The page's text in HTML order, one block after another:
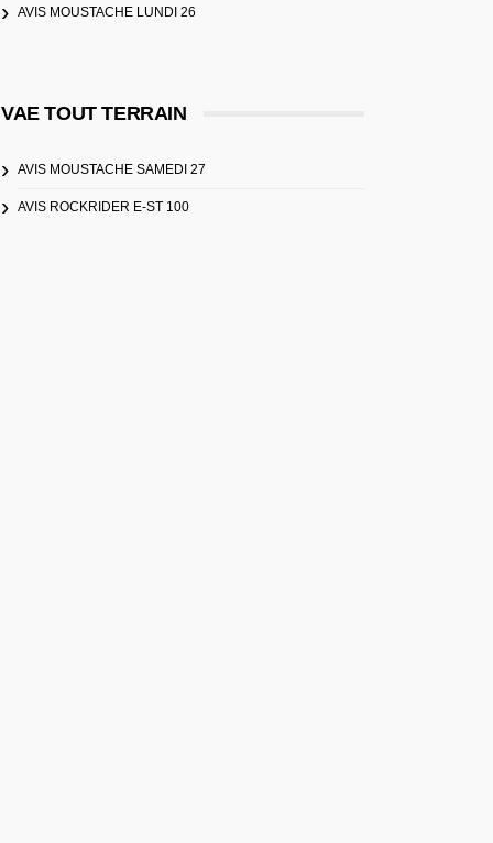
AVIS MOUSTACHE LUNDI 26
VAE TOUT TERRAIN
AVIS MOUSTACHE SAMEDI 27
AVIS ROCKRIDER E-ST 100